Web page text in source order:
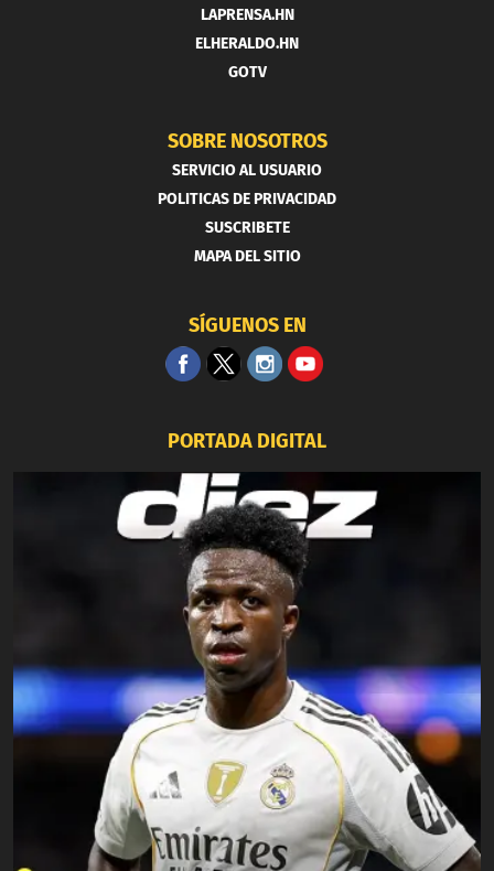
LAPRENSA.HN
ELHERALDO.HN
GOTV
SOBRE NOSOTROS
SERVICIO AL USUARIO
POLITICAS DE PRIVACIDAD
SUSCRIBETE
MAPA DEL SITIO
SÍGUENOS EN
PORTADA DIGITAL